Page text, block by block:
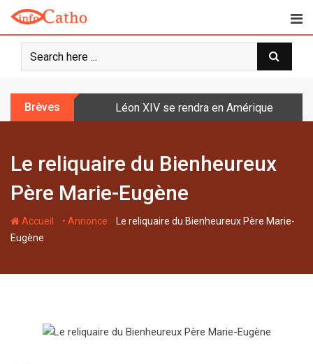
o
Brèves Léon XIV se rendra en Amérique latine à
Le reliquaire du Bienheureux
Père Marie-Eugène
Accueil - • Annonce - Le reliquaire du Bienheureux Père Marie-
Eugène